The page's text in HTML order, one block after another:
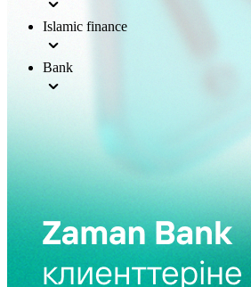
Islamic finance
Bank